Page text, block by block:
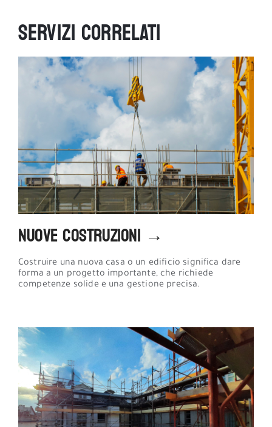
SERVIZI CORRELATI
Nuove Costruzioni →
Costruire una nuova casa o un edificio significa dare
forma a un progetto importante, che richiede
competenze solide e una gestione precisa.